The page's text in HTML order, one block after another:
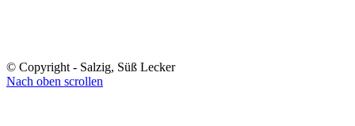
© Copyright - Salzig, Süß Lecker
Nach oben scrollen